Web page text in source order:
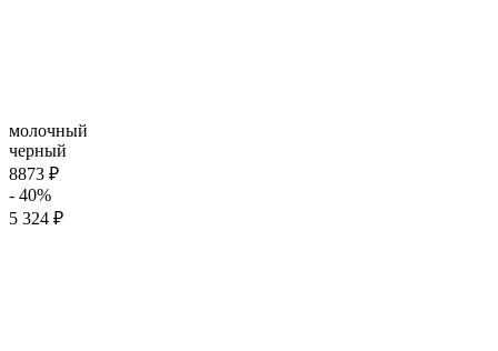
молочный
черный
8873 ₽
- 40%
5 324 ₽